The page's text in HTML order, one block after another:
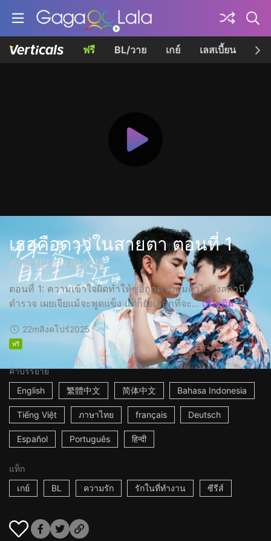
ฟรี BL/วาย เกย์ เลสเบี้ยน เค
เธอคือดาวในสายตา ตอนที่ 1
你是我目光里的星
ตอนที่ 1: ความเข้าใจผิดทำให้ซูอี้ถูกควบคุมตัวไปยังสถานี
ตำรวจ เผยเจียแม้จะพูดแข็ง แต่ก็ยังเลือกที่จะ... เพิ่มเติม
22mสิงคโปร์2025
ฟรี
คำบรรยาย
English
繁體中文 简体中文 Bahasa Indonesia
Tiếng Việt ภาษาไทย français Deutsch
Español Português हिन्दी
แท็ก
เกย์
BL ความรัก รักในที่ทำงาน ซีรีส์